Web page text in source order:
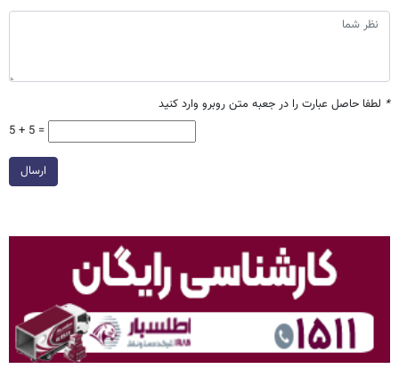
* لطفا حاصل عبارت را در جعبه متن روبرو وارد کنید
5 + 5 =
ارسال